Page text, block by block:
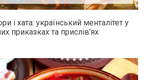
і хата: український менталітет у
приказках та прислів’ях